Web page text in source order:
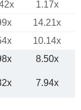
1.17x
14.21x
10.14x
8.50x
7.94x